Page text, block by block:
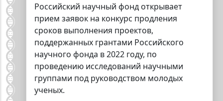
Российский научный фонд открывает
прием заявок на конкурс продления
сроков выполнения проектов,
поддержанных грантами Российского
научного фонда в 2022 году, по
проведению исследований научными
группами под руководством молодых
ученых.